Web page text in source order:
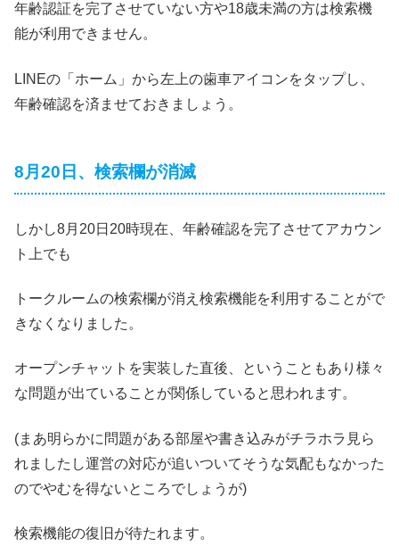
年齢認証を完了させていない方や18歳未満の方は検索機
能が利用できません。
LINEの「ホーム」から左上の歯車アイコンをタップし、
年齢確認を済ませておきましょう。
8月20日、検索欄が消滅
しかし8月20日20時現在、年齢確認を完了させてアカウン
ト上でも
トークルームの検索欄が消え検索機能を利用することがで
きなくなりました。
オープンチャットを実装した直後、ということもあり様々
な問題が出ていることが関係していると思われます。
(まあ明らかに問題がある部屋や書き込みがチラホラ見ら
れましたし運営の対応が追いついてそうな気配もなかった
のでやむを得ないところでしょうが)
検索機能の復旧が待たれます。